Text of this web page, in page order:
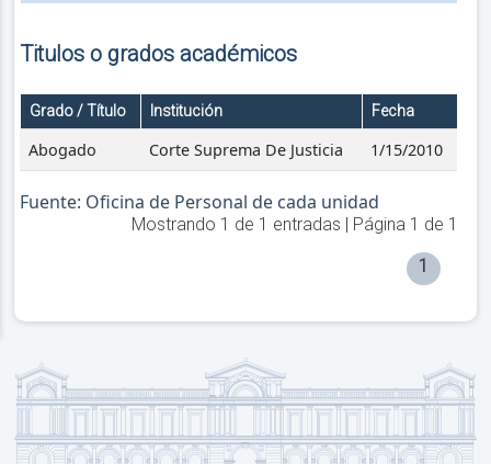
Titulos o grados académicos
Grado / Título Institución Fecha
Abogado Corte Suprema De Justicia 1/15/2010
Fuente: Oficina de Personal de cada unidad
Mostrando 1 de 1 entradas | Página 1 de 1
1